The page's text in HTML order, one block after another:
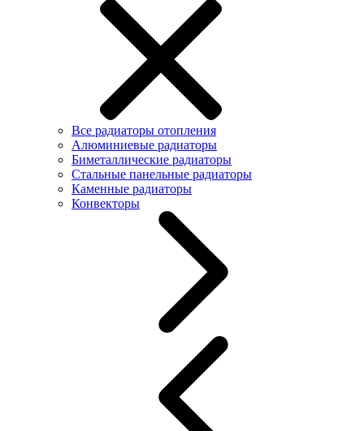
Все радиаторы отопления
Алюминиевые радиаторы
Биметаллические радиаторы
Стальные панельные радиаторы
Каменные радиаторы
Конвекторы